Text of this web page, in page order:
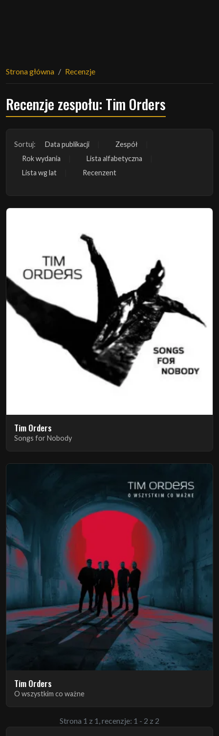
Strona główna Recenzje
Recenzje zespołu: Tim Orders
Sortuj: Data publikacji
Zespół
Rok wydania
Lista alfabetyczna
Lista wg lat
Recenzent
Tim Orders
Songs for Nobody
Tim Orders
O wszystkim co ważne
Strona 1 z 1, recenzje: 1 - 2 z 2